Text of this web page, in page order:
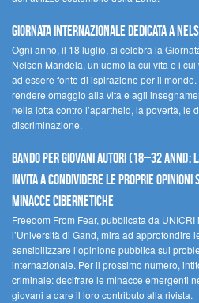
Giornata internazionale dedicata a
Ogni anno, il 18 luglio, si celebra la
Nelson Mandela, un uomo la cui vita e i
ad essere fonte di ispirazione per il
rendere omaggio alla vita e agli
nella lotta contro l’apartheid, la povertà, le
discriminazione.
Bando per giovani autori (18–32 anni):
invita a condividere le proprie
minacce cibernetiche
Freedom From Fear, pubblicata da
l’Università di Gand, mira ad approfondire
sensibilizzare l’opinione pubblica sui
internazionale. Per il prossimo numero,
criminale: decifrare le minacce emergenti
giovani a dare il loro contributo alla rivista.